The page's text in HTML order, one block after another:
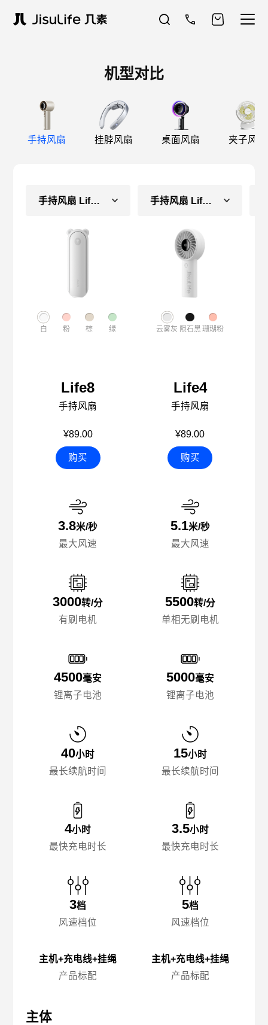
机型对比
手持风扇 挂脖风扇 桌面风扇 夹子风扇
手持风扇 Life8（长续航款）
白 粉 棕 绿
Life8
手持风扇
¥89.00
购买
3.8米/秒
最大风速
3000转/分
有刷电机
4500毫安
锂离子电池
40小时
最长续航时间
4小时
最快充电时长
3档
风速档位
主机+充电线+挂绳
产品标配
主体
手持风扇 Life4（长续航款）
云雾灰 陨石黑 珊瑚粉
Life4
手持风扇
¥89.00
购买
5.1米/秒
最大风速
5500转/分
单相无刷电机
5000毫安
锂离子电池
15小时
最长续航时间
3.5小时
最快充电时长
5档
风速档位
主机+充电线+挂绳
产品标配